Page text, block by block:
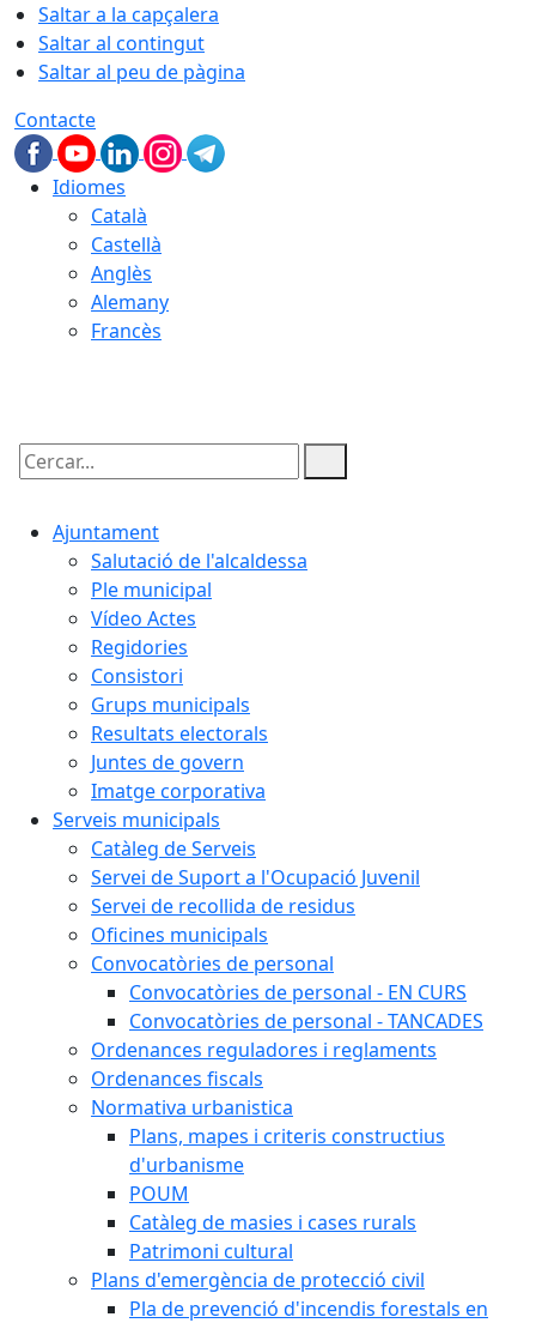
Saltar a la capçalera
Saltar al contingut
Saltar al peu de pàgina
Contacte
Idiomes
Català
Castellà
Anglès
Alemany
Francès
Cercar:
Ajuntament
Salutació de l'alcaldessa
Ple municipal
Vídeo Actes
Regidories
Consistori
Grups municipals
Resultats electorals
Juntes de govern
Imatge corporativa
Serveis municipals
Catàleg de Serveis
Servei de Suport a l'Ocupació Juvenil
Servei de recollida de residus
Oficines municipals
Convocatòries de personal
Convocatòries de personal - EN CURS
Convocatòries de personal - TANCADES
Ordenances reguladores i reglaments
Ordenances fiscals
Normativa urbanistica
Plans, mapes i criteris constructius
d'urbanisme
POUM
Catàleg de masies i cases rurals
Patrimoni cultural
Plans d'emergència de protecció civil
Pla de prevenció d'incendis forestals en